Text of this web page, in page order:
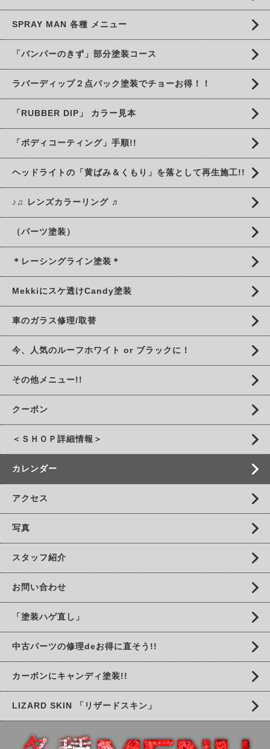
SPRAY MAN 各種 メニュー
「バンパーのきず」部分塗装コース
ラバーディップ２点パック塗装でチョーお得！！
「RUBBER DIP」 カラー見本
「ボディコーティング」手順!!
ヘッドライトの「黄ばみ＆くもり」を落として再生施工!!
♪♫ レンズカラーリング ♬
（パーツ塗装）
＊レーシングライン塗装＊
Mekkiにスケ透けCandy塗装
車のガラス修理/取替
今、人気のルーフホワイト or ブラックに！
その他メニュー!!
クーポン
＜ＳＨＯＰ詳細情報＞
カレンダー
アクセス
写真
スタッフ紹介
お問い合わせ
「塗装ハゲ直し」
中古パーツの修理deお得に直そう!!
カーボンにキャンディ塗装!!
LIZARD SKIN 「リザードスキン」